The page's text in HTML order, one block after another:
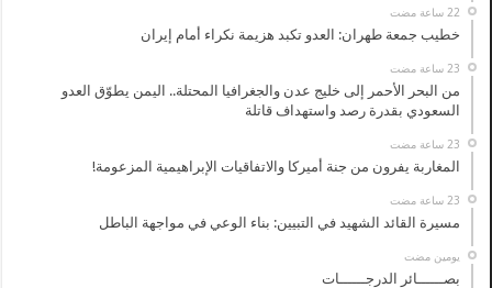
خطيب جمعة طهران: العدو تكبد هزيمة نكراء أمام إيران
من البحر الأحمر إلى خليج عدن والجغرافيا المحتلة.. اليمن يطوّق العدو
السعودي بقدرة رصد واستهداف قاتلة
المغاربة يفرون من جنة أميركا والاتفاقيات الإبراهيمية المزعومة!
مسيرة القائد الشهيد في التبيين: بناء الوعي في مواجهة الباطل
‏يومين مضت
بصــــــائر الدرجــــــات